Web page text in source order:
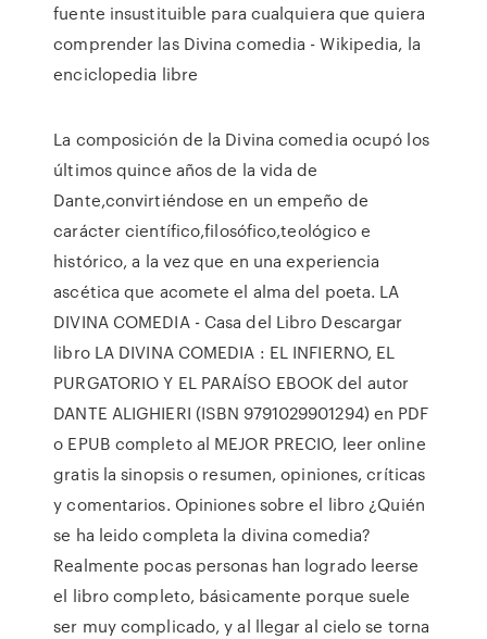
fuente insustituible para cualquiera que quiera
comprender las Divina comedia - Wikipedia, la
enciclopedia libre
La composición de la Divina comedia ocupó los
últimos quince años de la vida de
Dante,convirtiéndose en un empeño de
carácter científico,filosófico,teológico e
histórico, a la vez que en una experiencia
ascética que acomete el alma del poeta. LA
DIVINA COMEDIA - Casa del Libro Descargar
libro LA DIVINA COMEDIA : EL INFIERNO, EL
PURGATORIO Y EL PARAÍSO EBOOK del autor
DANTE ALIGHIERI (ISBN 9791029901294) en PDF
o EPUB completo al MEJOR PRECIO, leer online
gratis la sinopsis o resumen, opiniones, críticas
y comentarios. Opiniones sobre el libro ¿Quién
se ha leido completa la divina comedia?
Realmente pocas personas han logrado leerse
el libro completo, básicamente porque suele
ser muy complicado, y al llegar al cielo se torna